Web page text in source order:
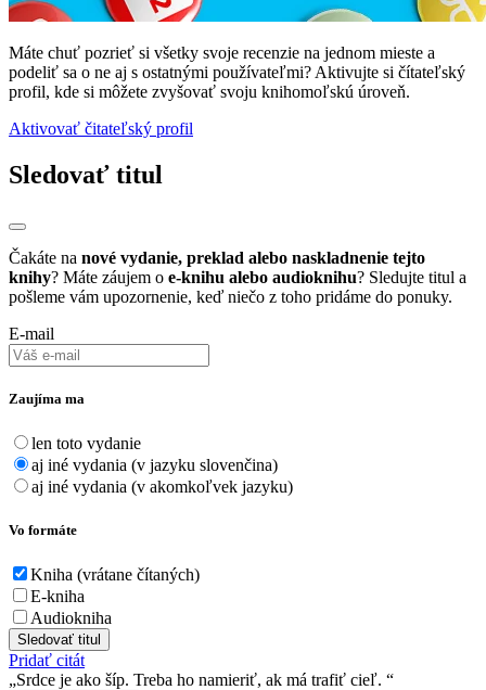
Máte chuť pozrieť si všetky svoje recenzie na jednom mieste a
podeliť sa o ne aj s ostatnými používateľmi? Aktivujte si čítateľský
profil, kde si môžete zvyšovať svoju knihomoľskú úroveň.
Aktivovať čitateľský profil
Sledovať titul
Čakáte na nové vydanie, preklad alebo naskladnenie tejto
knihy? Máte záujem o e-knihu alebo audioknihu? Sledujte titul a
pošleme vám upozornenie, keď niečo z toho pridáme do ponuky.
E-mail
Zaujíma ma
len toto vydanie
aj iné vydania (v jazyku slovenčina)
aj iné vydania (v akomkoľvek jazyku)
Vo formáte
Kniha (vrátane čítaných)
E-kniha
Audiokniha
Sledovať titul
Pridať citát
Srdce je ako šíp. Treba ho namieriť, ak má trafiť cieľ.